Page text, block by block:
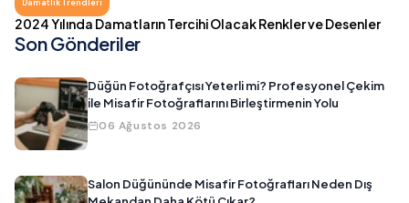
Damatlık Trendleri
2024 Yılında Damatların Tercihi Olacak Renkler ve Desenler
Son Gönderiler
Düğün Fotoğrafçısı Yeterli mi? Profesyonel Çekim
ile Misafir Fotoğraflarını Birleştirmenin Yolu
06 Ağustos 2026
Salon Düğününde Misafir Fotoğrafları Neden Dış